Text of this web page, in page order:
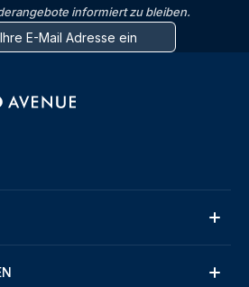
informiert zu bleiben.